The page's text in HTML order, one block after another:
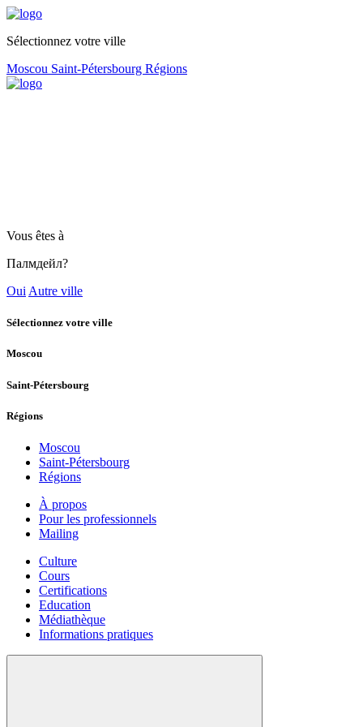
Sélectionnez votre ville
Moscou Saint-Pétersbourg Régions
Vous êtes à
Палмдейл?
Oui Autre ville
Sélectionnez votre ville
Moscou
Saint-Pétersbourg
Régions
Moscou
Saint-Pétersbourg
Régions
À propos
Pour les professionnels
Mailing
Culture
Cours
Certifications
Education
Médiathèque
Informations pratiques